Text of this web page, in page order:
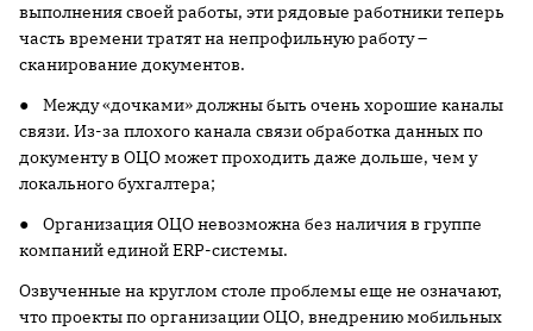
выполнения своей работы, эти рядовые работники теперь
часть времени тратят на непрофильную работу –
сканирование документов.
● Между «дочками» должны быть очень хорошие каналы
связи. Из-за плохого канала связи обработка данных по
документу в ОЦО может проходить даже дольше, чем у
локального бухгалтера;
● Организация ОЦО невозможна без наличия в группе
компаний единой ERP-системы.
Озвученные на круглом столе проблемы еще не означают,
что проекты по организации ОЦО, внедрению мобильных